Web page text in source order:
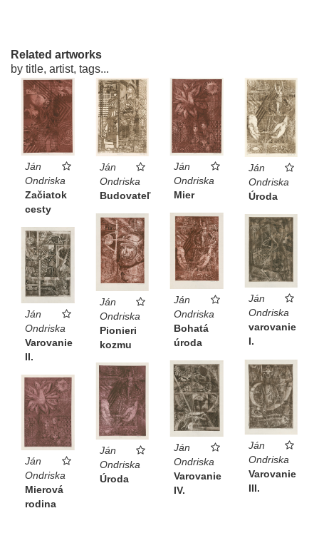
Related artworks
by title, artist, tags...
Ján
Ondriska
Začiatok
cesty
Ján
Ondriska
Budovateľ
Ján
Ondriska
Mier
Ján
Ondriska
Úroda
Ján
Ondriska
Bohatá
úroda
Ján
Ondriska
Pionieri
kozmu
Ján
Ondriska
varovanie
I.
Ján
Ondriska
Varovanie
II.
Ján
Ondriska
Varovanie
III.
Ján
Ondriska
Varovanie
IV.
Ján
Ondriska
Úroda
Ján
Ondriska
Mierová
rodina